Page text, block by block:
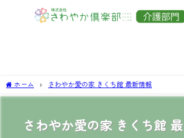
ホーム さわやか愛の家 きくち館 最新情報
さわやか愛の家 きくち館